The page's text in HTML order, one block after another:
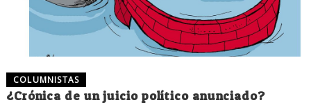
COLUMNISTAS
¿Crónica de un juicio político anunciado?